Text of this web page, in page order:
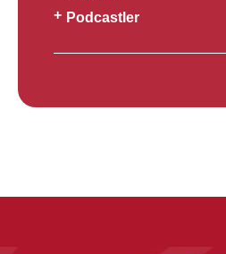
Podcastler